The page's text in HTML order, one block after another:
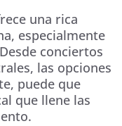
una rica
especialmente
conciertos
las opciones
puede que
que llene las